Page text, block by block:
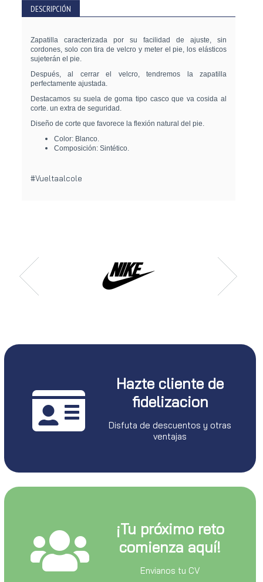
DESCRIPCIÓN
Zapatilla caracterizada por su facilidad de ajuste, sin
cordones, solo con tira de velcro y meter el pie, los elásticos
sujeterán el pie.
Después, al cerrar el velcro, tendremos la zapatilla
perfectamente ajustada.
Destacamos su suela de goma tipo casco que va cosida al
corte. un extra de seguridad.
Diseño de corte que favorece la flexión natural del pie.
Color: Blanco.
Composición: Sintético.
#Vueltaalcole
Hazte cliente de
fidelizacion
Disfuta de descuentos y otras
ventajas
¡Tu próximo reto
comienza aquí!
Envianos tu CV